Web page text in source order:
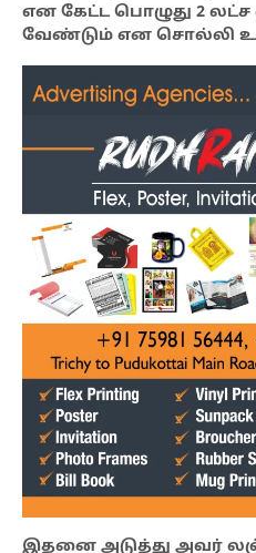
என கேட்ட பொழுது 2
வேண்டும் என சொல்லி
இதனை அடுத்து அவர்